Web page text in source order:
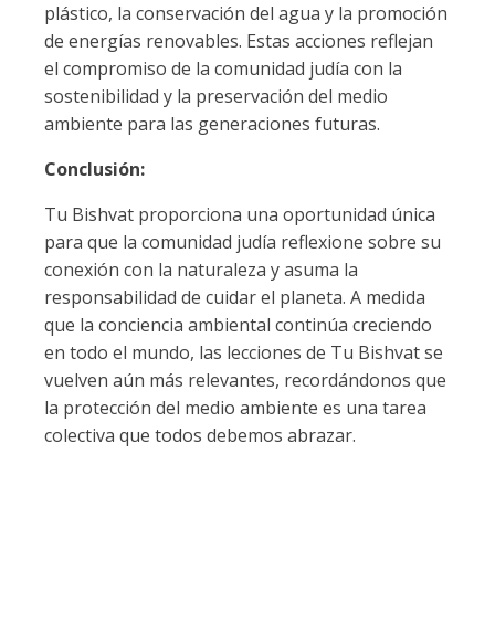
plástico, la conservación del agua y la promoción
de energías renovables. Estas acciones reflejan
el compromiso de la comunidad judía con la
sostenibilidad y la preservación del medio
ambiente para las generaciones futuras.
Conclusión:
Tu Bishvat proporciona una oportunidad única
para que la comunidad judía reflexione sobre su
conexión con la naturaleza y asuma la
responsabilidad de cuidar el planeta. A medida
que la conciencia ambiental continúa creciendo
en todo el mundo, las lecciones de Tu Bishvat se
vuelven aún más relevantes, recordándonos que
la protección del medio ambiente es una tarea
colectiva que todos debemos abrazar.